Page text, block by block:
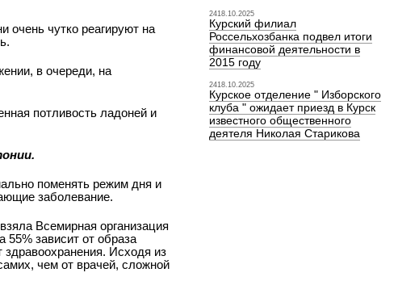
очень чутко реагируют на
в очереди, на
потливость ладоней и
поменять режим дня и
заболевание.
Всемирная организация
55% зависит от образа
здравоохранения. Исходя из
чем от врачей, сложной
2418.10.2025
Курский филиал
Россельхозбанка подвел итоги
финансовой деятельности в
2015 году
2418.10.2025
Курское отделение " Изборского
клуба " ожидает приезд в Курск
известного общественного
деятеля Николая Старикова